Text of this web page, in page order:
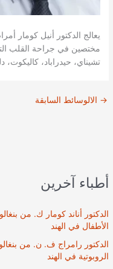
أطباء آخرين
الدكتور أناند كومار ك. من
الأطفال في الهند
الدكتور رامراج ف. ن. من
الروبوتية في الهند
يعالج الدكتور أنيل كومار
مختصين في جراحة القلب
تشيناي، حيدراباد، كاليكوت،
→ الالوسائط السابقة